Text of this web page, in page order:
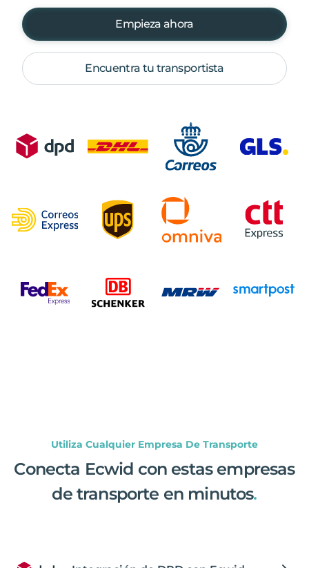
Empieza ahora
Encuentra tu transportista
Utiliza Cualquier Empresa De Transporte
Conecta Ecwid con estas empresas
de transporte en minutos.